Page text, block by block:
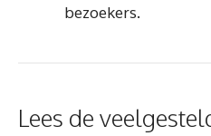
bezoekers.
Lees de